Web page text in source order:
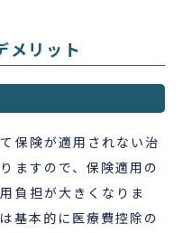
メリット
保険が適用されない治
ますので、保険適用の
負担が大きくなりま
基本的に医療費控除の